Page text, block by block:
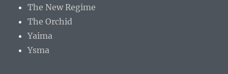
The New Regime
The Orchid
Yaima
Ysma